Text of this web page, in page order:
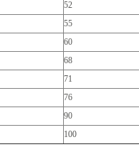
52
55
60
68
71
76
90
100